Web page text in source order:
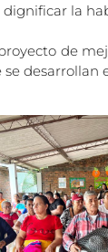
dignificar la
de
se desarrollan